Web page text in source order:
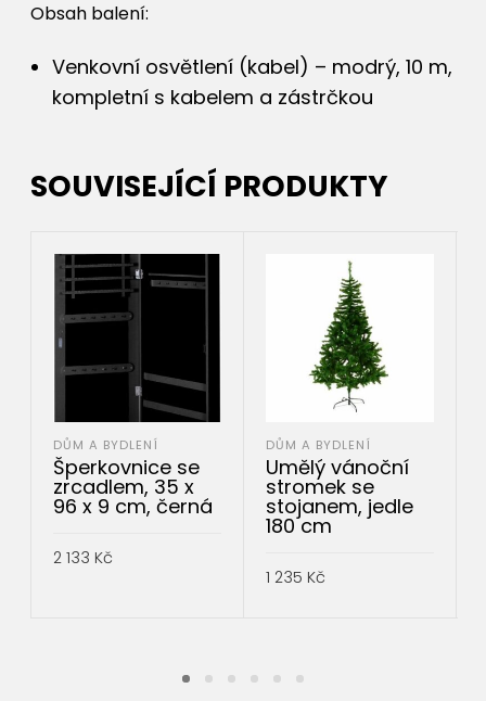
Obsah balení:
Venkovní osvětlení (kabel) – modrý, 10 m,
kompletní s kabelem a zástrčkou
SOUVISEJÍCÍ PRODUKTY
DŮM A BYDLENÍ
Šperkovnice se
zrcadlem, 35 x
96 x 9 cm, černá
2 133 Kč
DŮM A BYDLENÍ
Umělý vánoční
stromek se
stojanem, jedle
180 cm
1 235 Kč